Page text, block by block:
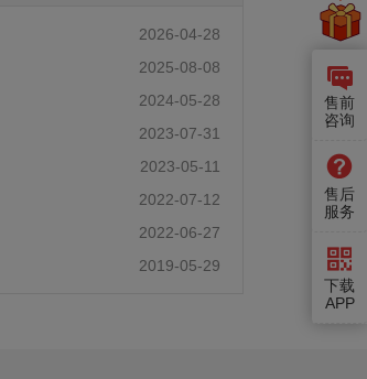
2026-04-28
2025-08-08
2024-05-28
2023-07-31
2023-05-11
2022-07-12
2022-06-27
2019-05-29
售前
咨询
售后
服务
下载
APP